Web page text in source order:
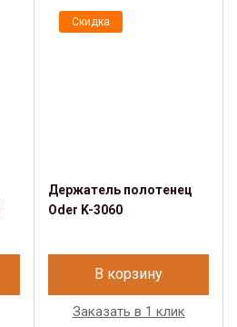
Скидка
Держатель полотенец
Oder K-3060
В корзину
Заказать в 1 клик